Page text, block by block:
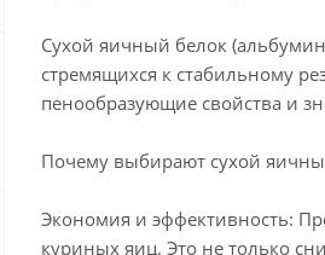
Сухой яичный белок
стремящихся к стабильному
пенообразующие свойства и
Почему выбирают сухой
Экономия и эффективность:
куриных яиц. Это не только